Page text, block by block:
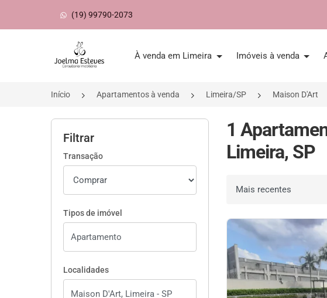
(19) 99790-2073
Página inicial
À venda em Limeira Imóveis à venda
Início Apartamentos à venda Limeira/SP Maison D'Art
Filtrar
Transação
Tipos de imóvel
Localidades
1
Limeira, SP
Ordenar por